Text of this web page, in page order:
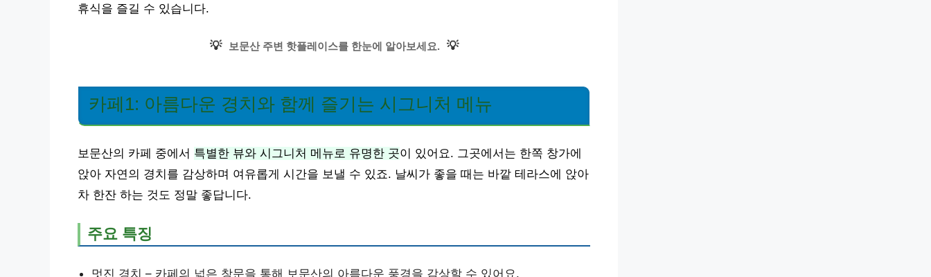
휴식을 즐길 수 있습니다.
💡 보문산 주변 핫플레이스를 한눈에 알아보세요. 💡
카페1: 아름다운 경치와 함께 즐기는 시그니처 메뉴
보문산의 카페 중에서 특별한 뷰와 시그니처 메뉴로 유명한 곳이 있어요. 그곳에서는 한쪽 창가에
앉아 자연의 경치를 감상하며 여유롭게 시간을 보낼 수 있죠. 날씨가 좋을 때는 바깥 테라스에 앉아
차 한잔 하는 것도 정말 좋답니다.
주요 특징
멋진 경치 – 카페의 넓은 창문을 통해 보문산의 아름다운 풍경을 감상할 수 있어요.